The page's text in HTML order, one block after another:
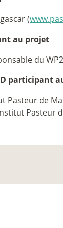
(
au projet
du
participant
Pasteur de
Pasteur